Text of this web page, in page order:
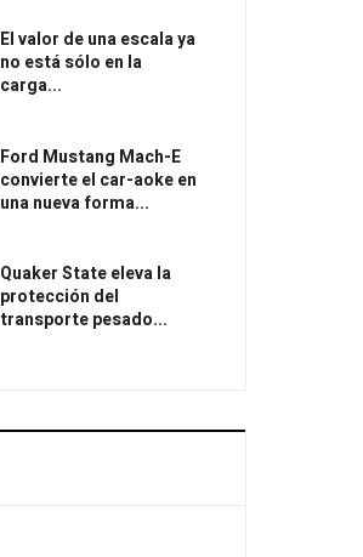
El valor de una escala ya
no está sólo en la
carga...
Ford Mustang Mach-E
convierte el car-aoke en
una nueva forma...
Quaker State eleva la
protección del
transporte pesado...